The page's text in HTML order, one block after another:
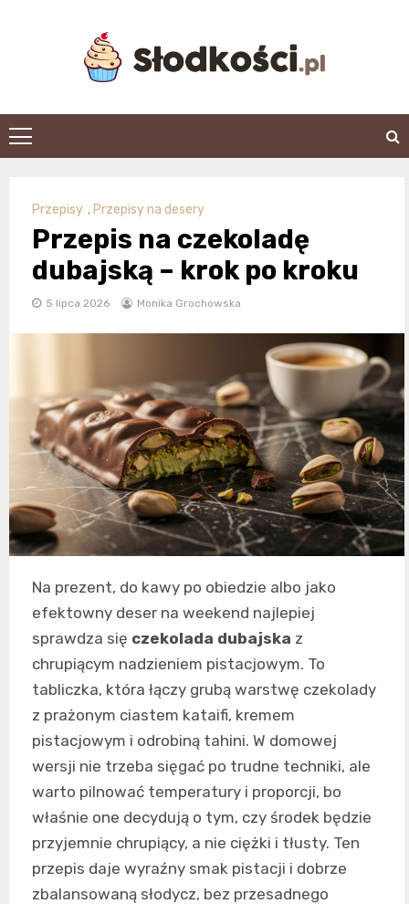
slodkosci.pl
Przepisy , Przepisy na desery
Przepis na czekoladę
dubajską – krok po kroku
5 lipca 2026 Monika Grochowska
Na prezent, do kawy po obiedzie albo jako
efektowny deser na weekend najlepiej
sprawdza się czekolada dubajska z
chrupiącym nadzieniem pistacjowym. To
tabliczka, która łączy grubą warstwę czekolady
z prażonym ciastem kataifi, kremem
pistacjowym i odrobiną tahini. W domowej
wersji nie trzeba sięgać po trudne techniki, ale
warto pilnować temperatury i proporcji, bo
właśnie one decydują o tym, czy środek będzie
przyjemnie chrupiący, a nie ciężki i tłusty. Ten
przepis daje wyraźny smak pistacji i dobrze
zbalansowaną słodycz, bez przesadnego